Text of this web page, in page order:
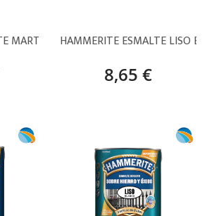
MARTELÉ – 5 LHAMMERITE ESMALTE LISO
8,65 €